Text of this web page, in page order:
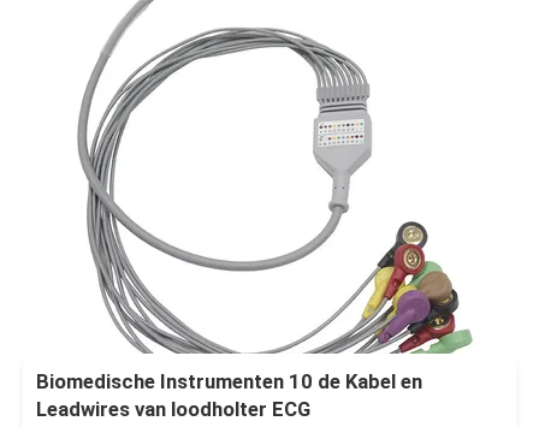
Biomedische Instrumenten 10 de Kabel en
Leadwires van loodholter ECG